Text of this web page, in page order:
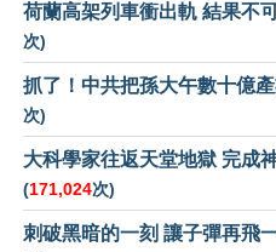
荷蘭高架列車衝出軌 結果不
次)
抓了！中共把孫大午數十億
次)
大科學家往返天堂地獄 完成
(171,024次)
刺破黑暗的一刻 讓子彈再飛